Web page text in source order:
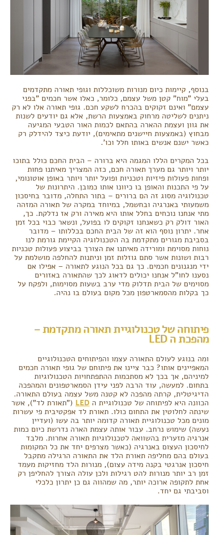
בנוסף, קיימות כיום מנורות משוכללות וגופי תאורה מתקדמים
בעלי "מוח" קטן משל עצמם, כלומר, כאלו אשר חכמים "בפני
עצמם" ואינם זקוקים בהכרח לשקע חכם. גופי תאורה אלו לא רק
ניתנים לשליטה מרחוק באמצעות הרשת, אלא גם יודעים לשנות
את גוון ועצמת ההארה בהתאם לכמות האור הטבעי המגיעה
מבחוץ (באמצעות חיישנים מתאימים), יודעת כיצד להידלק רק
כאשר ישנם אנשים באותו חלל וכו'.
בכל המקרים הללו המגמה היא ברורה – הבית החכם כולל בתוכו
יותר ויותר גם מערך תאורה חכם, כזה המצריך מאיתנו פחות
ופחות פעולות פיזיות וטכניות ופועל יותר ויותר באופן אוטונומי,
על פי התכנות והאופן בו כיוונו אותו כמובן. היתרונות של
טכנולוגיה מסוג זה הם ברורים – בתור התחלה, מדובר בחיסכון
משמעותי באנרגיה ובחשמל, במיוחד במקרה של תאורה המזהה
מתי אנחנו נוכחים בחלל אותו היא מאירה ורק אז נדלקת. כך,
האור דולק רק כשאנחנו זקוקים לו בפועל, ונשאר כבוי בכל זמן
אחר. יתרון נוסף הוא זה של הבית החכם בכללותו – מדובר
בסביבת מגורים מתקדמת בה הטכנולוגיה הקיימת גורמת לנו
נוחות מסוימת ומורידה מאיתנו את הצורך בביצוע פעולות טכניות
רבות ושונות אשר סתם גוזלות זמן וניתנות להחלפה מושלמת על
ידי מנגנונים חכמים. כך גם בכל הנוגע לתאורה – אפילו אם
נסענו לחו"ל אנחנו יכולים לדאוג לכך שהתאורה באזורים
מסוימים של הבית תדלוק מדי ערב בשעות מסוימות, ולפקח על
כך בקלות מהסמארטפון מכל מקום בעולם בו נהיה.
פיתוחה של טכנולוגיית תאורה מתקדמת –
מהפכת ה LED
ומה בנוגע לעולם התאורה עצמו והפיתוחים הטכנולוגיים
המאפיינים אותו? כבר ציינו את פיתוחם של גופי תאורה חכמים
למיניהם, אך בכך לא מסתכמות ההתפתחויות הטכנולוגיות
בתחום. למעשה, עוד הרבה לפני עידן הסמארטפונים והמהפכה
הדיגיטלית, קרתה מהפכה לא קטנה משל עצמה בעולם התאורה.
הכוונה היא לפיתוחה של טכנולוגיית הLED("תאורת לד"), אשר
שינתה לחלוטין את התחום כולו. תאורת לד אפקטיבית פי עשרות
מונים מכל טכנולוגיית תאורה קדומה יותר בה עשו (ועדיין
נעשה) שימוש נרחב. עבור אותה עצמת הארה נדרשת כיום כמות
אנרגיה מזערית בהשוואה לטכנולוגיות תאורה אחרות. מלבד
לחיסכון העצום באנרגיה (כאשר מצרפים יחד את כל המקומות
בעולם בהם מחליפה תאורת הלד את התאורה הרגילה מתקבל
חיסכון אנרגטי בקנה מידה עצום), מנורות הלד מחזיקות מעמד
זמן רב יותר מנורות להט רגילות ולכן עולה הצורך להחליפן רק
אחת לתקופה ארוכה יותר, מה שמהווה גם כן יתרון כלכלי
וסביבתי גם יחד.